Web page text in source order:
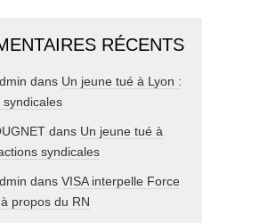
RÉCENTS
dans Un jeune tué à Lyon :
syndicales
dans Un jeune tué à
syndicales
dans VISA interpelle Force
propos du RN